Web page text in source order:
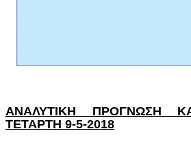
ΑΝΑΛΥΤΙΚΗ ΠΡΟΓΝΩΣΗ
ΤΕΤΑΡΤΗ 9-5-2018